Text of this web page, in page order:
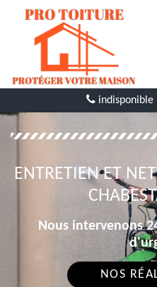
indisponible
ENTRETIEN ET
Nous intervenons
NOS